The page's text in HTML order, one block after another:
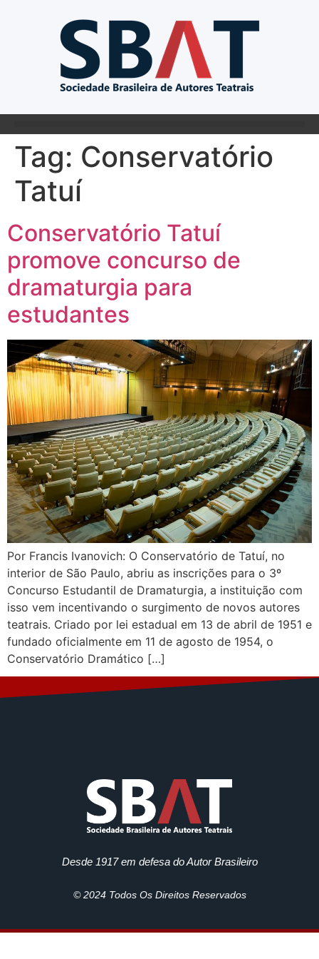
Tag: Conservatório
Tatuí
Conservatório Tatuí
promove concurso de
dramaturgia para
estudantes
Por Francis Ivanovich: O Conservatório de Tatuí, no
interior de São Paulo, abriu as inscrições para o 3º
Concurso Estudantil de Dramaturgia, a instituição com
isso vem incentivando o surgimento de novos autores
teatrais. Criado por lei estadual em 13 de abril de 1951 e
fundado oficialmente em 11 de agosto de 1954, o
Conservatório Dramático […]
Desde 1917 em defesa do Autor Brasileiro
© 2024 Todos Os Direitos Reservados